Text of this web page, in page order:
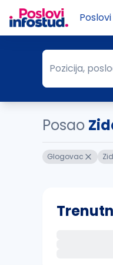
Poslovi
Pozicija,
Pozicija,
Posao
Glogovac